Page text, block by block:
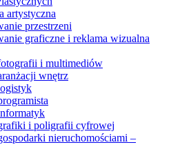
artystyczna
przestrzeni
graficzne i reklama wizualna
i multimediów
wnętrz
i poligrafii cyfrowej
nieruchomościami –